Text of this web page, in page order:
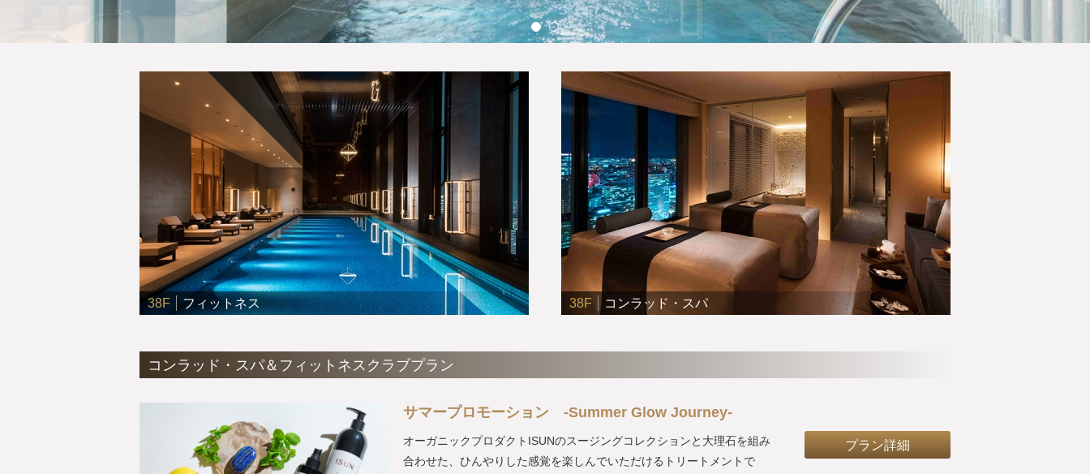
38F フィットネス 38F コンラッド・スパ
コンラッド・スパ＆フィットネスクラブプラン
サマープロモーション -Summer Glow Journey-
オーガニックプロダクトISUNのスージングコレクションと大理石を組み
合わせた、ひんやりした感覚を楽しんでいただけるトリートメントで
プラン詳細